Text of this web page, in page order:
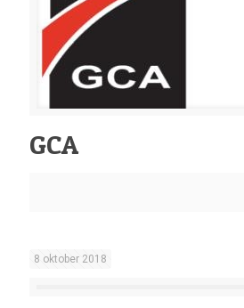
GCA
8 oktober 2018